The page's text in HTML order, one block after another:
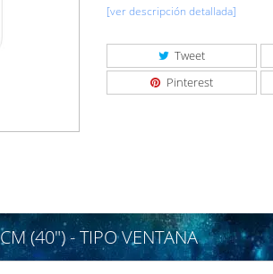
[ver descripción detallada]
Tweet
Pinterest
(40") - TIPO VENTANA